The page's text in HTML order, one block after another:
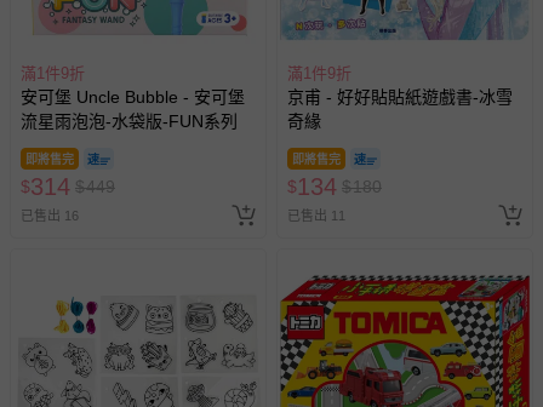
滿1件9折
安可堡 Uncle Bubble - 安可堡
流星雨泡泡-水袋版-FUN系列
即將售完
$314 $449
已售出 16
滿1件9折
京甫 - 好好貼貼紙遊戲書-冰雪
奇緣
即將售完
$134 $180
已售出 11